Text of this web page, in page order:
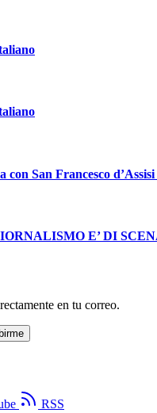
con San Francesco d’Assisi
E’ DI
en tu correo.
RSS